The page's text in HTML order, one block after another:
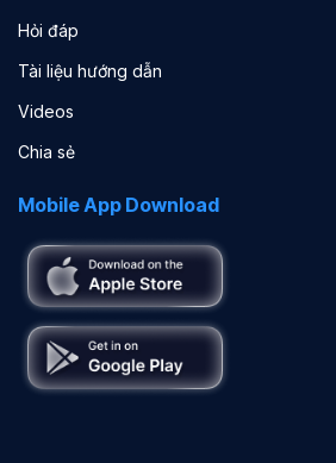
Hỏi đáp
Tài liệu hướng dẫn
Videos
Chia sẻ
Mobile App Download